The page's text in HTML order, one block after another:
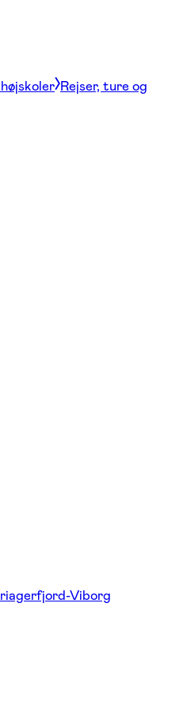
Rejser, ture og
Viborg